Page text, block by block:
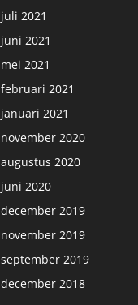
juli 2021
juni 2021
mei 2021
februari 2021
januari 2021
november 2020
augustus 2020
juni 2020
december 2019
november 2019
september 2019
december 2018